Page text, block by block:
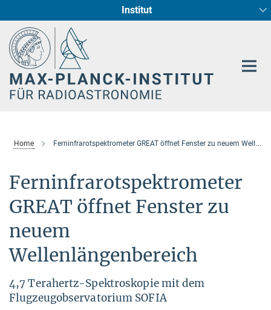
Institut
Radioastronomische Fundamentalphysik
Sternentstehung und Galaxienentwicklung
Home Ferninfrarotspektrometer GREAT öffnet Fenster zu neuem Wellenlängenbereich
Ferninfrarotspektrometer
GREAT öffnet Fenster zu
neuem
Wellenlängenbereich
4,7 Terahertz-Spektroskopie mit dem
Flugzeugobservatorium SOFIA